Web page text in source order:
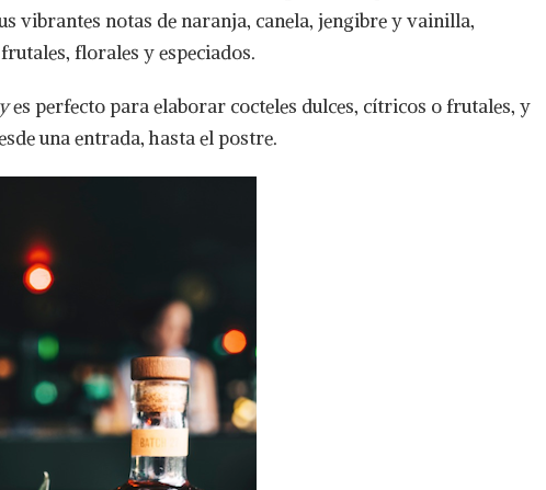
vibrantes notas de naranja, canela, jengibre y vainilla,
florales y especiados.
es perfecto para elaborar cocteles dulces, cítricos o frutales, y
una entrada, hasta el postre.